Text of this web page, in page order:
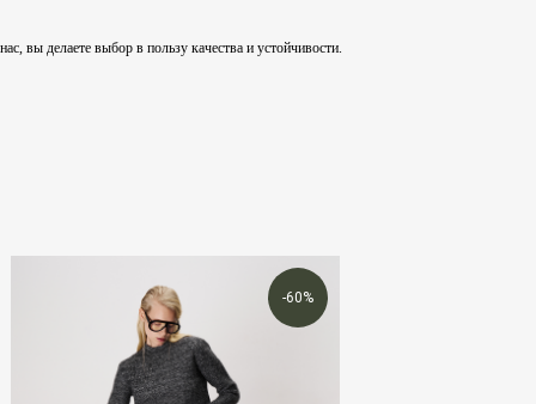
вы делаете выбор в пользу качества и устойчивости.
-60%